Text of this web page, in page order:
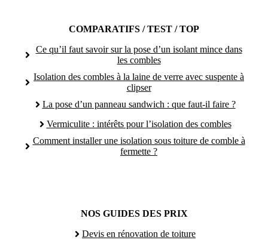
COMPARATIFS / TEST / TOP
Ce qu’il faut savoir sur la pose d’un isolant mince dans
les combles
Isolation des combles à la laine de verre avec suspente à
clipser
La pose d’un panneau sandwich : que faut-il faire ?
Vermiculite : intérêts pour l’isolation des combles
Comment installer une isolation sous toiture de comble à
fermette ?
NOS GUIDES DES PRIX
Devis en rénovation de toiture